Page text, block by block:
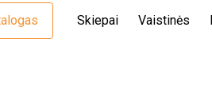
Skiepai Vaistinės